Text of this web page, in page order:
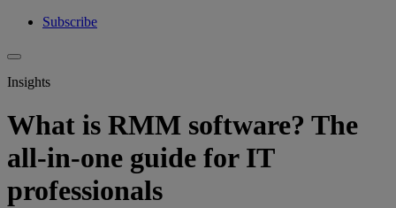
Subscribe
Insights
What is RMM software? The
all-in-one guide for IT
professionals